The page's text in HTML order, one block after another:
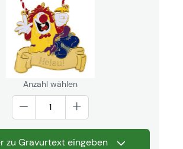
Anzahl wählen
zu Gravurtext eingeben